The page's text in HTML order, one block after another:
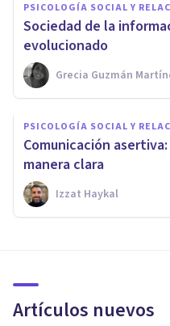
PSICOLOGÍA SOCIAL Y
Sociedad de la
evolucionado
Grecia Guzmán
PSICOLOGÍA SOCIAL Y
Comunicación
manera clara
Izzat Haykal
Artículos nuevos